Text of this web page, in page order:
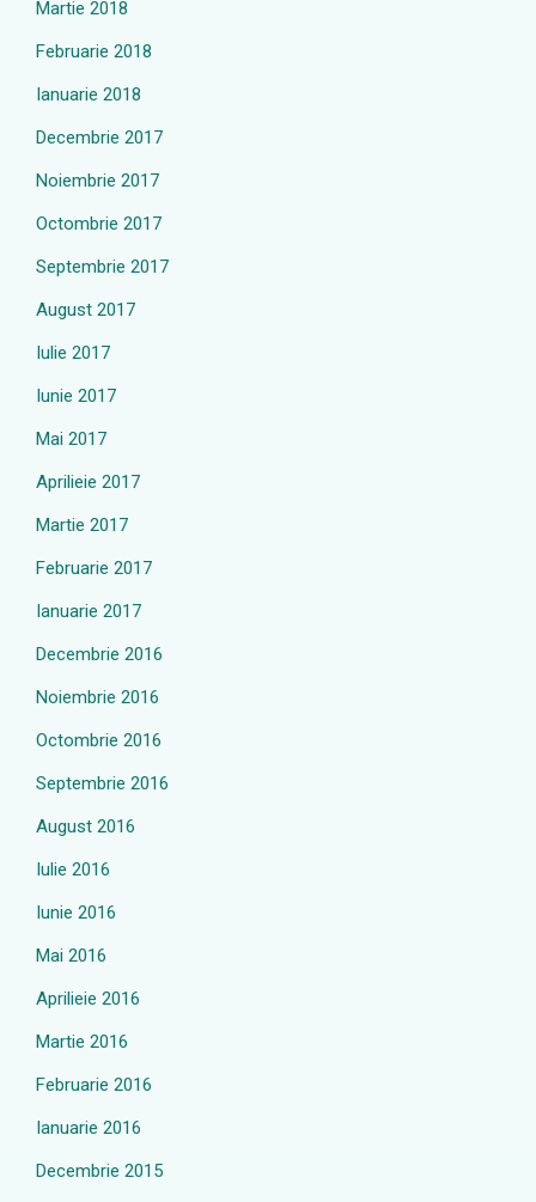
Martie 2018
Februarie 2018
Ianuarie 2018
Decembrie 2017
Noiembrie 2017
Octombrie 2017
Septembrie 2017
August 2017
Iulie 2017
Iunie 2017
Mai 2017
Aprilieie 2017
Martie 2017
Februarie 2017
Ianuarie 2017
Decembrie 2016
Noiembrie 2016
Octombrie 2016
Septembrie 2016
August 2016
Iulie 2016
Iunie 2016
Mai 2016
Aprilieie 2016
Martie 2016
Februarie 2016
Ianuarie 2016
Decembrie 2015